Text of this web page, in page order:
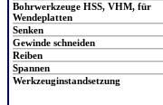
Bohrwerkzeuge HSS, VHM, für
Wendeplatten
Senken
Gewinde schneiden
Reiben
Spannen
Werkzeuginstandsetzung